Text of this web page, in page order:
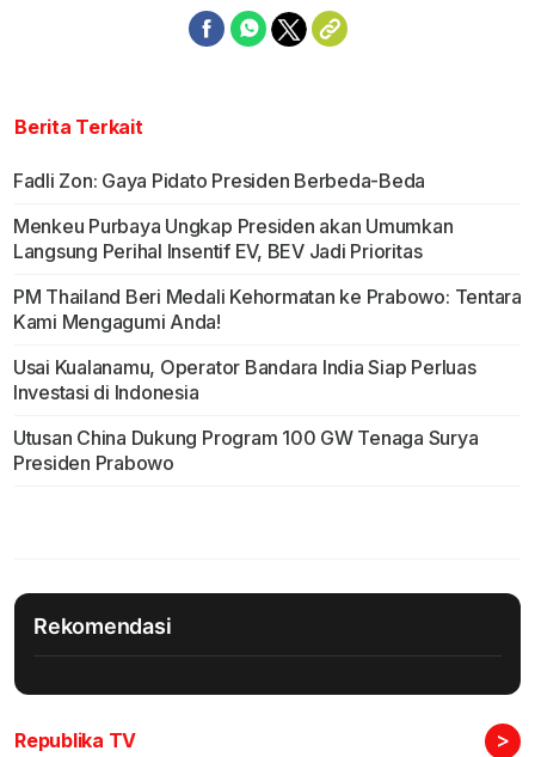
Berita Terkait
Fadli Zon: Gaya Pidato Presiden Berbeda-Beda
Menkeu Purbaya Ungkap Presiden akan Umumkan
Langsung Perihal Insentif EV, BEV Jadi Prioritas
PM Thailand Beri Medali Kehormatan ke Prabowo: Tentara
Kami Mengagumi Anda!
Usai Kualanamu, Operator Bandara India Siap Perluas
Investasi di Indonesia
Utusan China Dukung Program 100 GW Tenaga Surya
Presiden Prabowo
Rekomendasi
Republika TV >